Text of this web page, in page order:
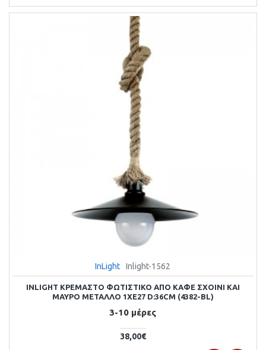
InLight Inlight-1562
INLIGHT ΚΡΕΜΑΣΤΌ ΦΩΤΙΣΤΙΚΌ ΑΠΌ ΚΑΦΈ ΣΧΟΙΝΊ ΚΑΙ
ΜΑΎΡΟ ΜΈΤΑΛΛΟ 1XE27 D:36CM (4382-BL)
3-10 μέρες
38,00€